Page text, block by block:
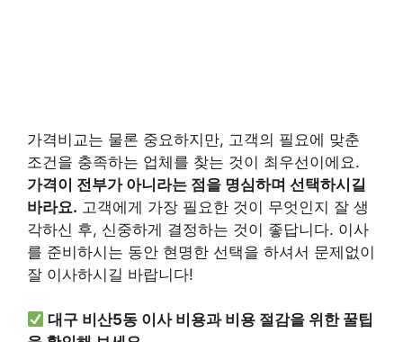
가격비교는 물론 중요하지만, 고객의 필요에 맞춘
조건을 충족하는 업체를 찾는 것이 최우선이에요.
가격이 전부가 아니라는 점을 명심하며 선택하시길
바라요. 고객에게 가장 필요한 것이 무엇인지 잘 생
각하신 후, 신중하게 결정하는 것이 좋답니다. 이사
를 준비하시는 동안 현명한 선택을 하셔서 문제없이
잘 이사하시길 바랍니다!
대구 비산5동 이사 비용과 비용 절감을 위한 꿀팁